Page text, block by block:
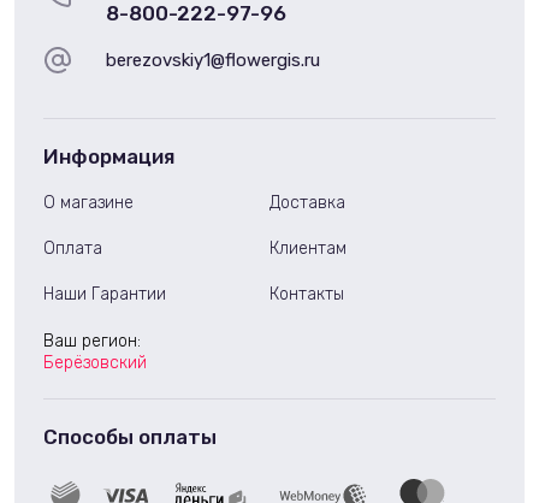
8-800-222-97-96
berezovskiy1@flowergis.ru
Информация
О магазине Доставка
Оплата Клиентам
Наши Гарантии Контакты
Ваш регион:
Берёзовский
Способы оплаты